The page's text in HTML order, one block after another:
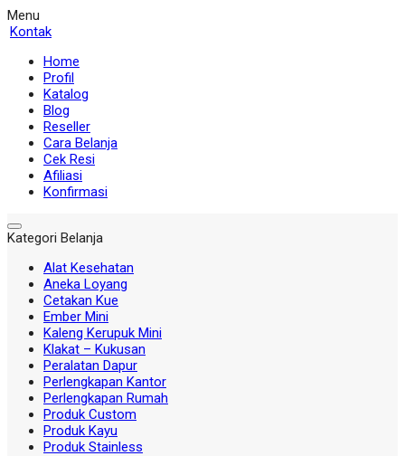
Menu
Kontak
Home
Profil
Katalog
Blog
Reseller
Cara Belanja
Cek Resi
Afiliasi
Konfirmasi
Kategori Belanja
Alat Kesehatan
Aneka Loyang
Cetakan Kue
Ember Mini
Kaleng Kerupuk Mini
Klakat – Kukusan
Peralatan Dapur
Perlengkapan Kantor
Perlengkapan Rumah
Produk Custom
Produk Kayu
Produk Stainless